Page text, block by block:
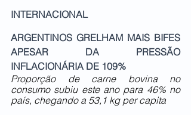
INTERNACIONAL
ARGENTINOS GRELHAM MAIS BIFES
APESAR DA PRESSÃO
INFLACIONÁRIA DE 109%
Proporção de carne bovina no
consumo subiu este ano para 46% no
país, chegando a 53,1 kg per capita